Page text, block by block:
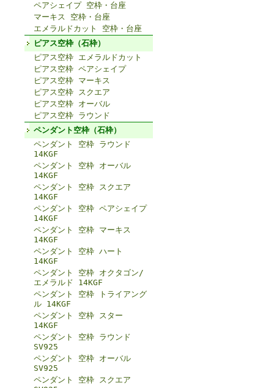
ペアシェイプ 空枠・台座
マーキス 空枠・台座
エメラルドカット 空枠・台座
ピアス空枠（石枠）
ピアス空枠 エメラルドカット
ピアス空枠 ペアシェイプ
ピアス空枠 マーキス
ピアス空枠 スクエア
ピアス空枠 オーバル
ピアス空枠 ラウンド
ペンダント空枠（石枠）
ペンダント 空枠 ラウンド
14KGF
ペンダント 空枠 オーバル
14KGF
ペンダント 空枠 スクエア
14KGF
ペンダント 空枠 ペアシェイプ
14KGF
ペンダント 空枠 マーキス
14KGF
ペンダント 空枠 ハート
14KGF
ペンダント 空枠 オクタゴン/
エメラルド 14KGF
ペンダント 空枠 トライアング
ル 14KGF
ペンダント 空枠 スター
14KGF
ペンダント 空枠 ラウンド
SV925
ペンダント 空枠 オーバル
SV925
ペンダント 空枠 スクエア